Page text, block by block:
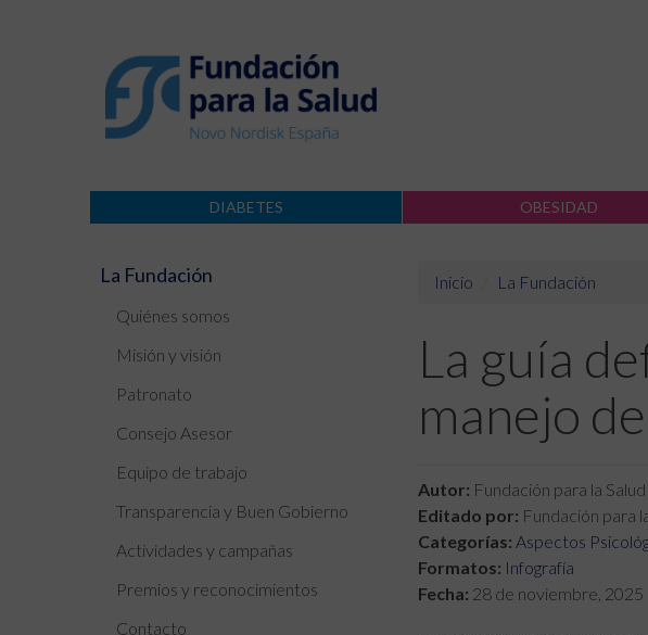
DIABETES OBESIDAD
La Fundación
Quiénes somos
Misión y visión
Patronato
Consejo Asesor
Equipo de trabajo
Transparencia y Buen Gobierno
Actividades y campañas
Premios y reconocimientos
Contacto
Inicio La Fundación
La guía
manejo
Autor: Fundación para la
Editado por: Fundación para
Categorías: Aspectos
Formatos: Infografía
Fecha: 28 de noviembre, 2025